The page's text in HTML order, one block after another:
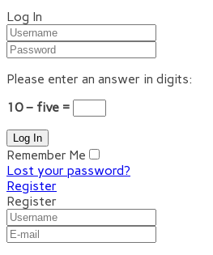
Log In
Please enter an answer in digits:
10 − five =
Remember Me
Lost your password?
Register
Register